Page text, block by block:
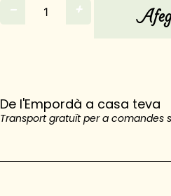
− +
De l'Empordà a casa teva
Transport gratuït per a comandes